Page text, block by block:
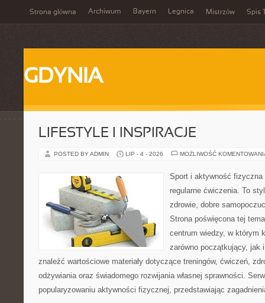
Strona główna Archiwum Bayern Legnica Mistrzów Spis
GDYNIA
LIFESTYLE I INSPIRACJE
POSTED BY ADMIN LIP - 4 - 2026 MOŻLIWOŚĆ
Sport i aktywność
regularne ćwiczenia. To
zdrowie, dobre
Strona poświęcona tej
centrum wiedzy, w którym
zarówno początkujący, jak
znaleźć wartościowe materiały dotyczące treningów, ćwiczeń,
odżywiania oraz świadomego rozwijania własnej sprawności.
popularyzowaniu aktywności fizycznej, przedstawiając